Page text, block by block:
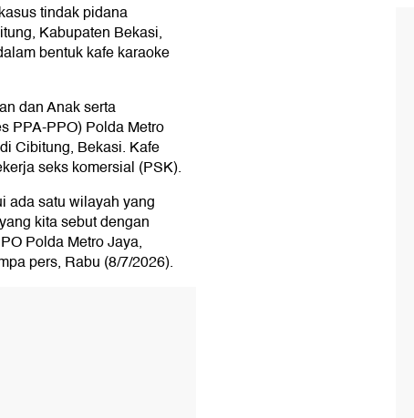
tindak pidana
Kabupaten Bekasi,
bentuk kafe karaoke
dan Anak serta
PPA-PPO) Polda Metro
Cibitung, Bekasi. Kafe
seks komersial (PSK).
ada satu wilayah yang
kita sebut dengan
Polda Metro Jaya,
pers, Rabu (8/7/2026).